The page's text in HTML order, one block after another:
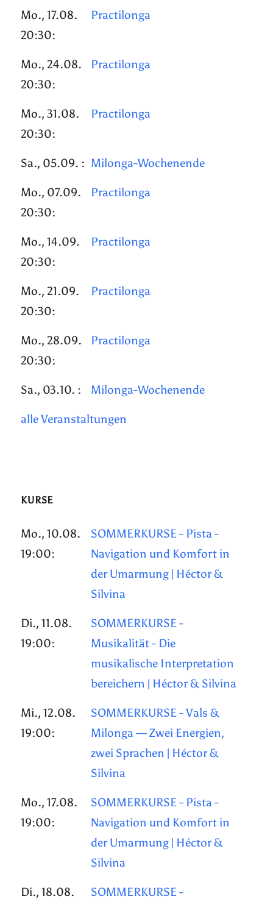
Mo., 17.08.
20:30:
Practilonga
Mo., 24.08.
20:30:
Practilonga
Mo., 31.08.
20:30:
Practilonga
Sa., 05.09. : Milonga-Wochenende
Mo., 07.09.
20:30:
Practilonga
Mo., 14.09.
20:30:
Practilonga
Mo., 21.09.
20:30:
Practilonga
Mo., 28.09.
20:30:
Practilonga
Sa., 03.10. : Milonga-Wochenende
alle Veranstaltungen
KURSE
Mo., 10.08.
19:00:
SOMMERKURSE - Pista -
Navigation und Komfort in
der Umarmung | Héctor &
Silvina
Di., 11.08.
19:00:
SOMMERKURSE -
Musikalität - Die
musikalische Interpretation
bereichern | Héctor & Silvina
Mi., 12.08.
19:00:
SOMMERKURSE - Vals &
Milonga — Zwei Energien,
zwei Sprachen | Héctor &
Silvina
Mo., 17.08.
19:00:
SOMMERKURSE - Pista -
Navigation und Komfort in
der Umarmung | Héctor &
Silvina
Di., 18.08.
SOMMERKURSE -